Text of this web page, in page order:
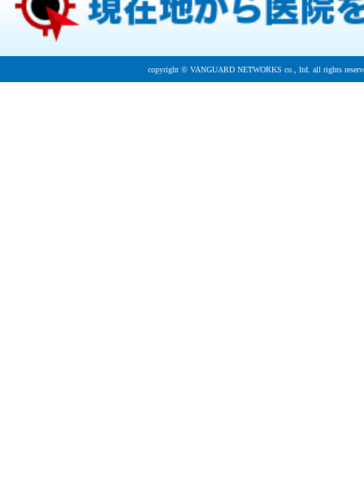
copyright © VANGUARD NETWORKS co., ltd. all rights